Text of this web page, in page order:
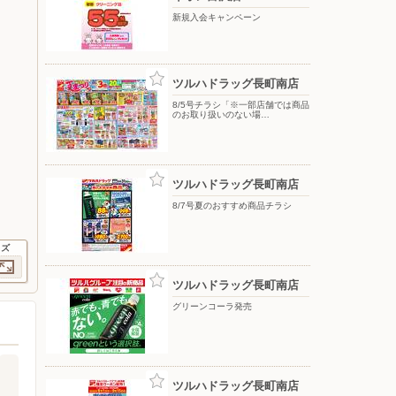
新規入会キャンペーン
ツルハドラッグ長町南店
8/5号チラシ「※一部店舗では商品
のお取り扱いのない場…
ツルハドラッグ長町南店
8/7号夏のおすすめ商品チラシ
ツルハドラッグ長町南店
グリーンコーラ発売
ツルハドラッグ長町南店